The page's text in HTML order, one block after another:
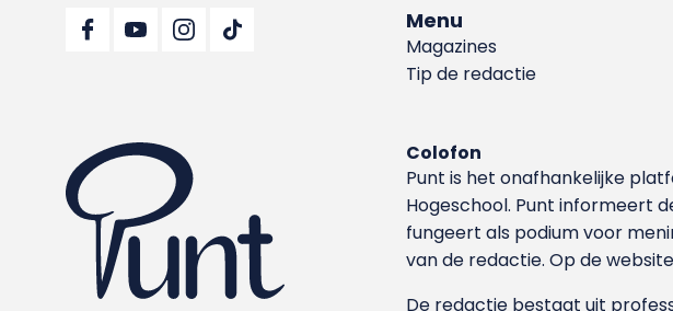
Menu
Magazines
Tip de redactie
Colofon
Punt is het onafhankelijke
Hoge­school. Punt informeert
fungeert als podium voor
van de redactie. Op de
De redactie bestaat uit